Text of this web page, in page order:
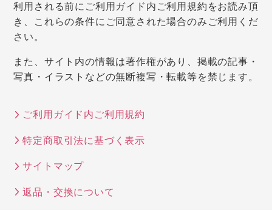
利用される前にご利用ガイド内ご利用規約をお読み頂
き、これらの条件にご同意された場合のみご利用くだ
さい。
また、サイト内の情報は著作権があり、掲載の記事・
写真・イラストなどの無断複写・転載等を禁じます。
ご利用ガイド内ご利用規約
特定商取引法に基づく表示
サイトマップ
返品・交換について